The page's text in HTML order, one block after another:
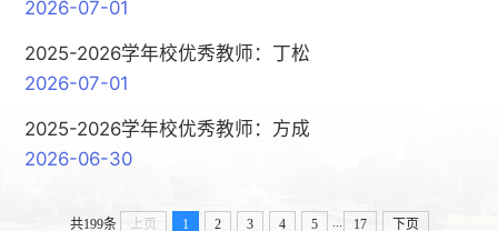
2026-07-01
2025-2026学年校优秀教师：丁松
2026-07-01
2025-2026学年校优秀教师：方成
2026-06-30
共199条 上页 1 2 3 4 5 ... 17 下页